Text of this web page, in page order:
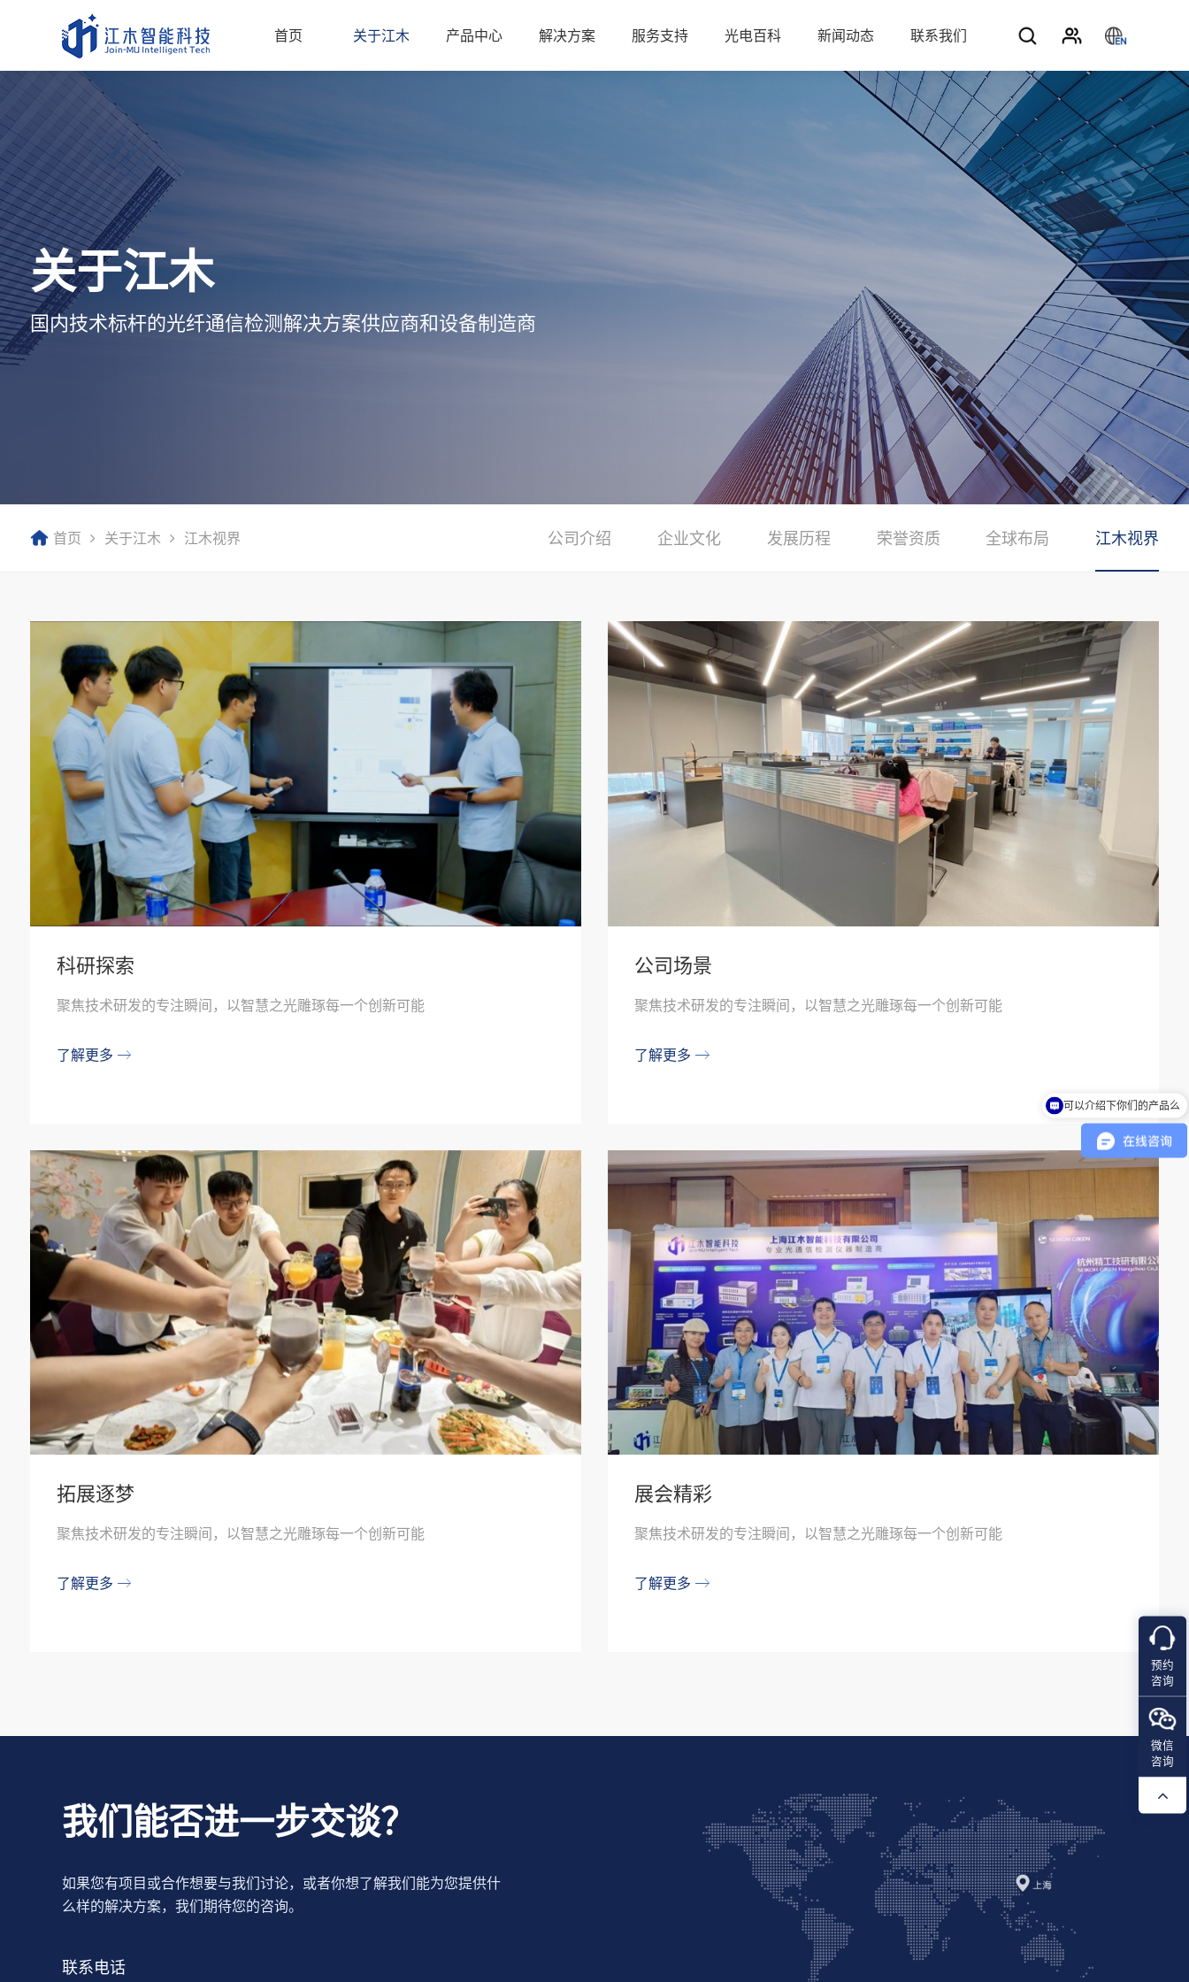
首页 关于江木 产品中心 解决方案 服务支持 光电百科 新闻动态 联系我们
关于江木
国内技术标杆的光纤通信检测解决方案供应商和设备制造商
首页 关于江木 江木视界 公司介绍 企业文化 发展历程 荣誉资质 全球布局 江木视界
科研探索
聚焦技术研发的专注瞬间，以智慧之光雕琢每一个创新可能
了解更多
公司场景
聚焦技术研发的专注瞬间，以智慧之光雕琢每一个创新可能
了解更多
拓展逐梦
聚焦技术研发的专注瞬间，以智慧之光雕琢每一个创新可能
了解更多
展会精彩
聚焦技术研发的专注瞬间，以智慧之光雕琢每一个创新可能
了解更多
预约
咨询
微信
咨询
我们能否进一步交谈？
如果您有项目或合作想要与我们讨论，或者你想了解我们能为您提供什
么样的解决方案，我们期待您的咨询。
联系电话
你们是怎么收费的呢